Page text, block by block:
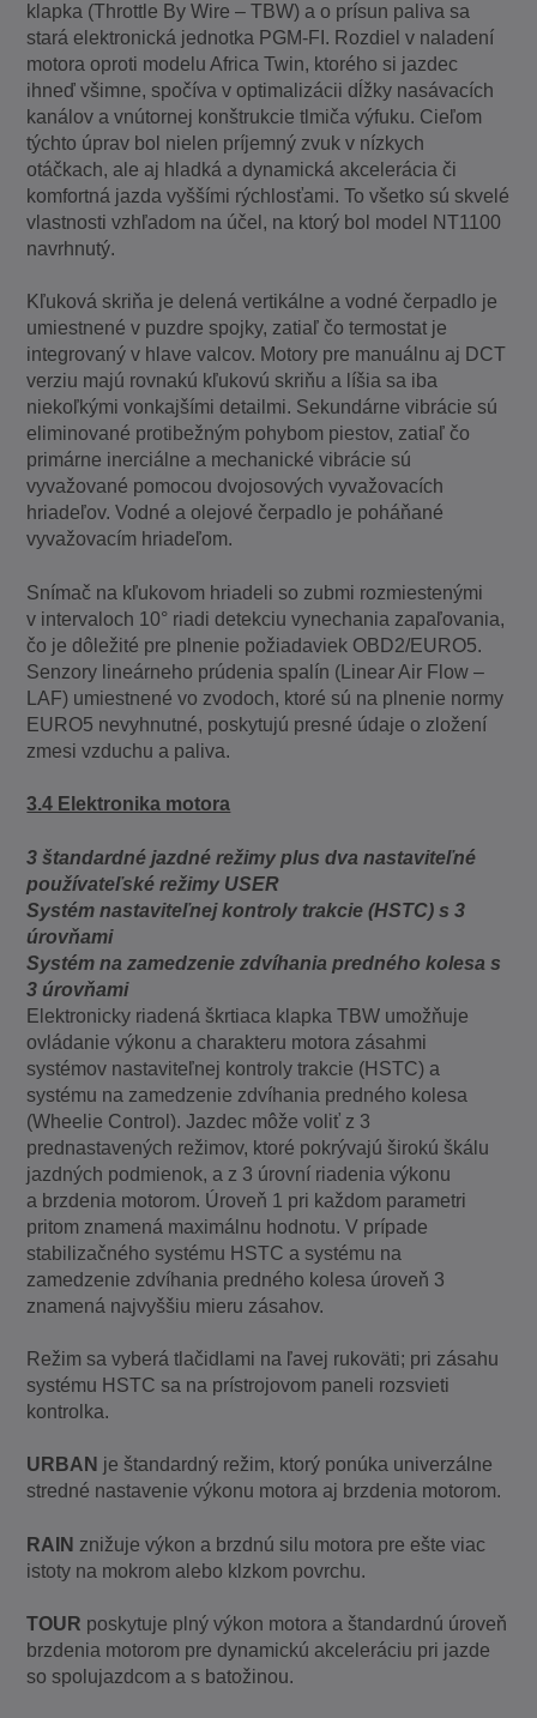
klapka (Throttle By Wire – TBW) a o prísun paliva sa
stará elektronická jednotka PGM-FI. Rozdiel v naladení
motora oproti modelu Africa Twin, ktorého si jazdec
ihneď všimne, spočíva v optimalizácii dĺžky nasávacích
kanálov a vnútornej konštrukcie tlmiča výfuku. Cieľom
týchto úprav bol nielen príjemný zvuk v nízkych
otáčkach, ale aj hladká a dynamická akcelerácia či
komfortná jazda vyššími rýchlosťami. To všetko sú skvelé
vlastnosti vzhľadom na účel, na ktorý bol model NT1100
navrhnutý.
Kľuková skriňa je delená vertikálne a vodné čerpadlo je
umiestnené v puzdre spojky, zatiaľ čo termostat je
integrovaný v hlave valcov. Motory pre manuálnu aj DCT
verziu majú rovnakú kľukovú skriňu a líšia sa iba
niekoľkými vonkajšími detailmi. Sekundárne vibrácie sú
eliminované protibežným pohybom piestov, zatiaľ čo
primárne inerciálne a mechanické vibrácie sú
vyvažované pomocou dvojosových vyvažovacích
hriadeľov. Vodné a olejové čerpadlo je poháňané
vyvažovacím hriadeľom.
Snímač na kľukovom hriadeli so zubmi rozmiestenými
v intervaloch 10° riadi detekciu vynechania zapaľovania,
čo je dôležité pre plnenie požiadaviek OBD2/EURO5.
Senzory lineárneho prúdenia spalín (Linear Air Flow –
LAF) umiestnené vo zvodoch, ktoré sú na plnenie normy
EURO5 nevyhnutné, poskytujú presné údaje o zložení
zmesi vzduchu a paliva.
3.4 Elektronika motora
3 štandardné jazdné režimy plus dva nastaviteľné
používateľské režimy USER
Systém nastaviteľnej kontroly trakcie (HSTC) s 3
úrovňami
Systém na zamedzenie zdvíhania predného kolesa s
3 úrovňami
Elektronicky riadená škrtiaca klapka TBW umožňuje
ovládanie výkonu a charakteru motora zásahmi
systémov nastaviteľnej kontroly trakcie (HSTC) a
systému na zamedzenie zdvíhania predného kolesa
(Wheelie Control). Jazdec môže voliť z 3
prednastavených režimov, ktoré pokrývajú širokú škálu
jazdných podmienok, a z 3 úrovní riadenia výkonu
a brzdenia motorom. Úroveň 1 pri každom parametri
pritom znamená maximálnu hodnotu. V prípade
stabilizačného systému HSTC a systému na
zamedzenie zdvíhania predného kolesa úroveň 3
znamená najvyššiu mieru zásahov.
Režim sa vyberá tlačidlami na ľavej rukoväti; pri zásahu
systému HSTC sa na prístrojovom paneli rozsvieti
kontrolka.
URBAN je štandardný režim, ktorý ponúka univerzálne
stredné nastavenie výkonu motora aj brzdenia motorom.
RAIN znižuje výkon a brzdnú silu motora pre ešte viac
istoty na mokrom alebo klzkom povrchu.
TOUR poskytuje plný výkon motora a štandardnú úroveň
brzdenia motorom pre dynamickú akceleráciu pri jazde
so spolujazdcom a s batožinou.